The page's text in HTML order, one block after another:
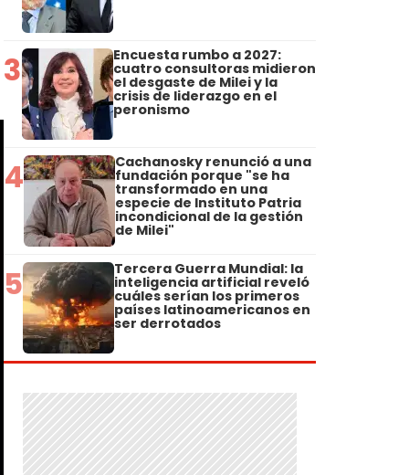
3 Encuesta rumbo a 2027:
cuatro consultoras midieron
el desgaste de Milei y la
crisis de liderazgo en el
peronismo
4 Cachanosky renunció a una
fundación porque "se ha
transformado en una
especie de Instituto Patria
incondicional de la gestión
de Milei"
5 Tercera Guerra Mundial: la
inteligencia artificial reveló
cuáles serían los primeros
países latinoamericanos en
ser derrotados